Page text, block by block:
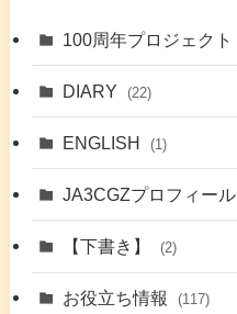
100周年プロジェクト
DIARY (22)
ENGLISH (1)
JA3CGZプロフィール
(7)
【下書き】 (2)
お役立ち情報 (117)